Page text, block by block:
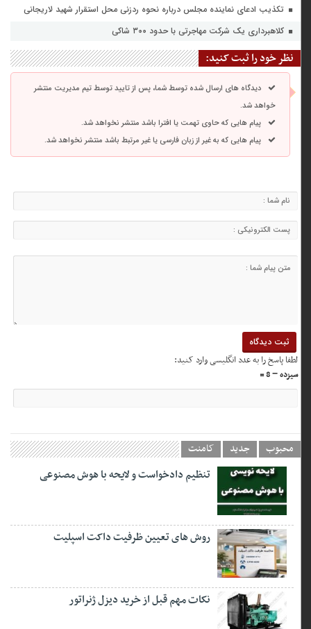
تکذیب ادعای نماینده مجلس درباره نحوه ردزنی محل استقرار شهید لاریجانی
کلاهبرداری یک شرکت مهاجرتی با حدود ۳۰۰ شاکی
نظر خود را ثبت کنید:
دیدگاه های ارسال شده توسط شما، پس از تایید توسط تیم مدیریت منتشر
خواهد شد.
پیام هایی که حاوی تهمت یا افترا باشد منتشر نخواهد شد.
پیام هایی که به غیر از زبان فارسی یا غیر مرتبط باشد منتشر نخواهد شد.
لطفا پاسخ را به عدد انگلیسی وارد کنید:
سیزده − 8 =
محبوب جدید کامنت
تنظیم دادخواست و لایحه با هوش مصنوعی
روش های تعیین ظرفیت داکت اسپلیت
نکات مهم قبل از خرید دیزل ژنراتور